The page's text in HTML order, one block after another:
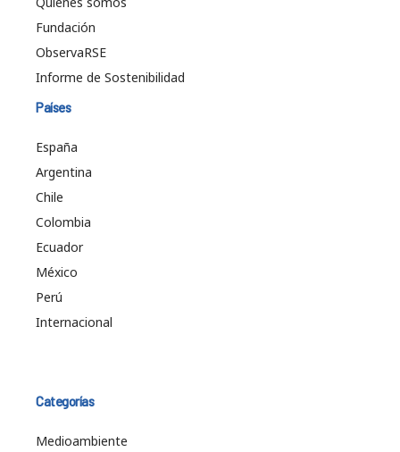
Fundación
ObservaRSE
Informe de Sostenibilidad
Países
España
Argentina
Chile
Colombia
Ecuador
México
Perú
Internacional
Categorías
Medioambiente